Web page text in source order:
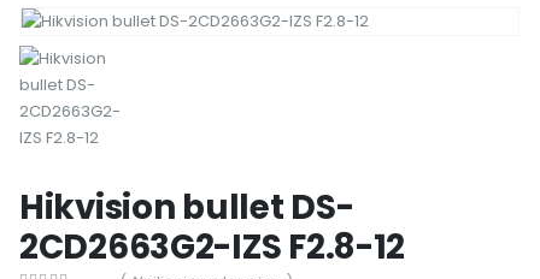
Hikvision bullet DS-
2CD2663G2-IZS F2.8-12